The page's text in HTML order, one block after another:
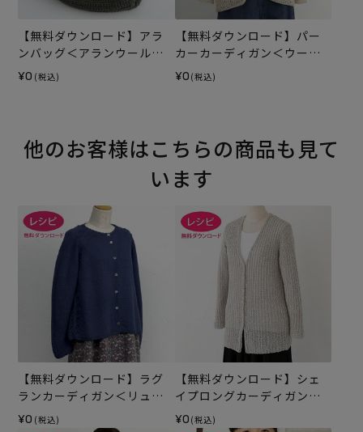
【無料ダウンロード】アラ
ンバッグ＜アランウール＞
（レシピ）
¥0 (税込)
【無料ダウンロード】パー
カーカーディガン＜ウール
シェイプ＞（レシピ）
¥0 (税込)
他のお客様はこちらの商品も見て
います
【無料ダウンロード】ラグ
ランカーディガン＜リュク
ス＞（レシピ）
¥0 (税込)
【無料ダウンロード】シェ
イプロングカーディガン
（レシピ）
¥0 (税込)